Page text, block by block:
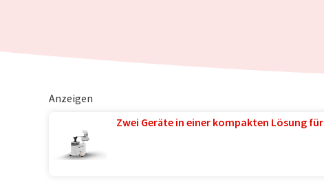
Anzeigen
Zwei Geräte in einer kompakten Lösung